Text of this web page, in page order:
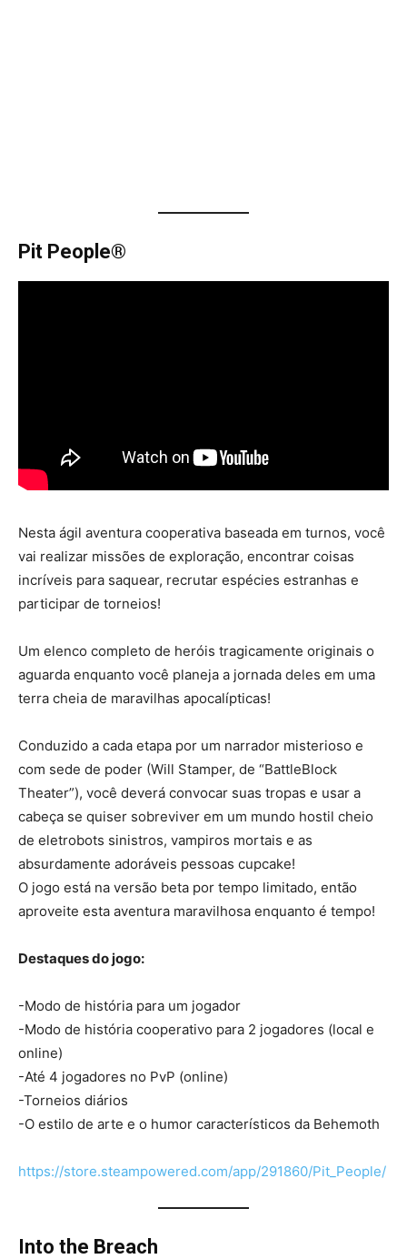
Pit People®
Nesta ágil aventura cooperativa baseada em turnos, você
vai realizar missões de exploração, encontrar coisas
incríveis para saquear, recrutar espécies estranhas e
participar de torneios!
Um elenco completo de heróis tragicamente originais o
aguarda enquanto você planeja a jornada deles em uma
terra cheia de maravilhas apocalípticas!
Conduzido a cada etapa por um narrador misterioso e
com sede de poder (Will Stamper, de “BattleBlock
Theater”), você deverá convocar suas tropas e usar a
cabeça se quiser sobreviver em um mundo hostil cheio
de eletrobots sinistros, vampiros mortais e as
absurdamente adoráveis pessoas cupcake!
O jogo está na versão beta por tempo limitado, então
aproveite esta aventura maravilhosa enquanto é tempo!
Destaques do jogo:
-Modo de história para um jogador
-Modo de história cooperativo para 2 jogadores (local e
online)
-Até 4 jogadores no PvP (online)
-Torneios diários
-O estilo de arte e o humor característicos da Behemoth
https://store.steampowered.com/app/291860/Pit_People/
Into the Breach